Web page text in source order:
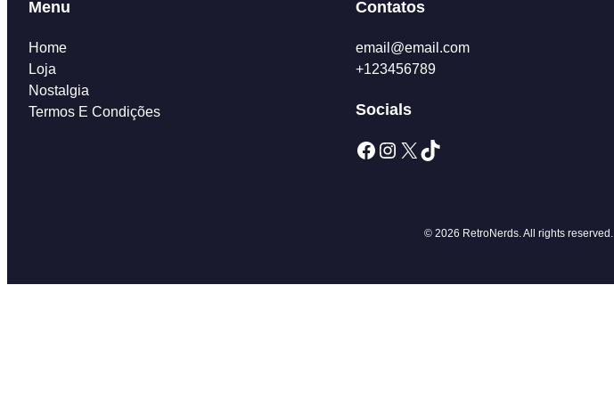
Menu
Home
Loja
Nostalgia
Termos E Condições
Contatos
email@email.com
+123456789
Socials
© 2026 RetroNerds. All rights reserved.